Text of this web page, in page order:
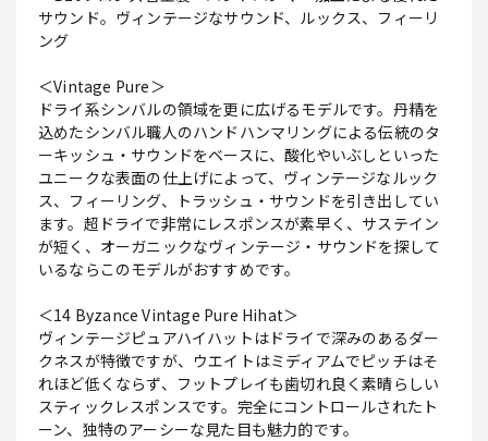
サウンド。ヴィンテージなサウンド、ルックス、フィーリ
ング
＜Vintage Pure＞
ドライ系シンバルの領域を更に広げるモデルです。丹精を
込めたシンバル職人のハンドハンマリングによる伝統のタ
ーキッシュ・サウンドをベースに、酸化やいぶしといった
ユニークな表面の仕上げによって、ヴィンテージなルック
ス、フィーリング、トラッシュ・サウンドを引き出してい
ます。超ドライで非常にレスポンスが素早く、サステイン
が短く、オーガニックなヴィンテージ・サウンドを探して
いるならこのモデルがおすすめです。
＜14 Byzance Vintage Pure Hihat＞
ヴィンテージピュアハイハットはドライで深みのあるダー
クネスが特徴ですが、ウエイトはミディアムでピッチはそ
れほど低くならず、フットプレイも歯切れ良く素晴らしい
スティックレスポンスです。完全にコントロールされたト
ーン、独特のアーシーな見た目も魅力的です。